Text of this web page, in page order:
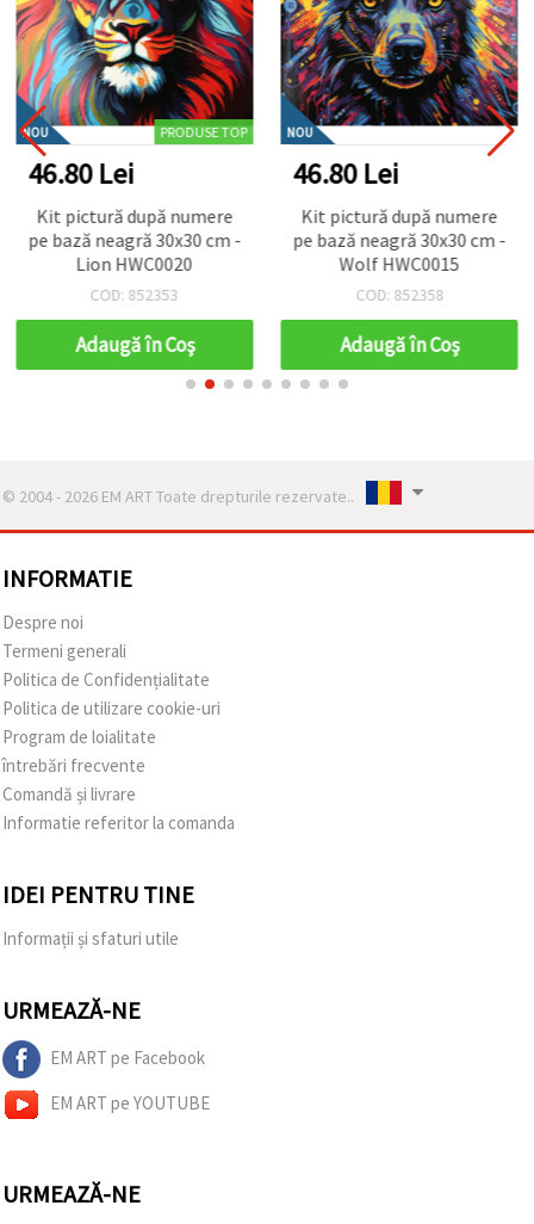
NOU PRODUSE TOP
46.80 Lei
Kit pictură după numere
pe bază neagră 30x30 cm -
Lion HWC0020
COD: 852353
Adaugă în Coş
NOU
46.80 Lei
Kit pictură după numere
pe bază neagră 30x30 cm -
Wolf HWC0015
COD: 852358
Adaugă în Coş
© 2004 - 2026 EM ART Toate drepturile rezervate..
INFORMATIE
Despre noi
Termeni generali
Politica de Confidențialitate
Politica de utilizare cookie-uri
Program de loialitate
întrebări frecvente
Comandă și livrare
Informatie referitor la comanda
IDEI PENTRU TINE
Informații și sfaturi utile
URMEAZĂ-NE
EM ART pe Facebook
EM ART pe YOUTUBE
URMEAZĂ-NE